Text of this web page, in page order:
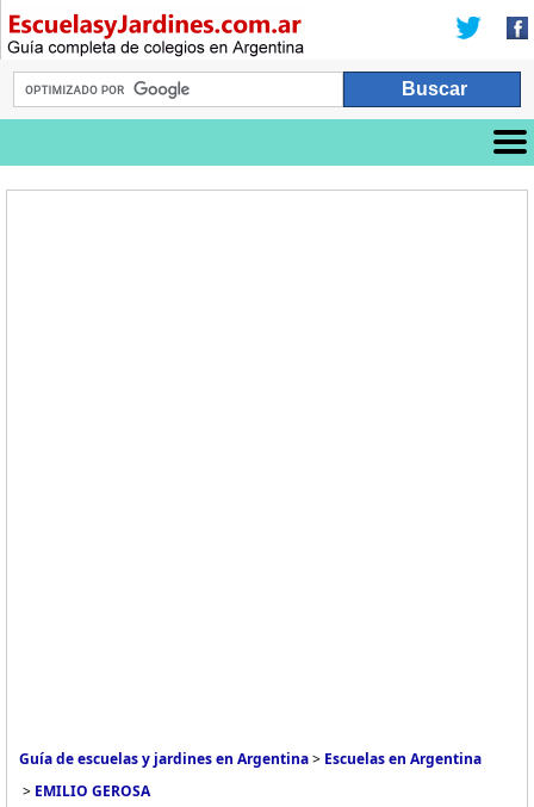
Guía de escuelas y jardines en Argentina> Escuelas en Argentina
> EMILIO GEROSA